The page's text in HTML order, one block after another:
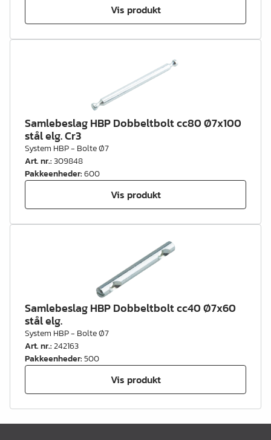
Vis produkt
Samlebeslag HBP Dobbeltbolt cc80 Ø7x100
stål elg. Cr3
System HBP - Bolte Ø7
Art. nr.:309848
Pakkeenheder:600
Vis produkt
Samlebeslag HBP Dobbeltbolt cc40 Ø7x60
stål elg.
System HBP - Bolte Ø7
Art. nr.:242163
Pakkeenheder:500
Vis produkt